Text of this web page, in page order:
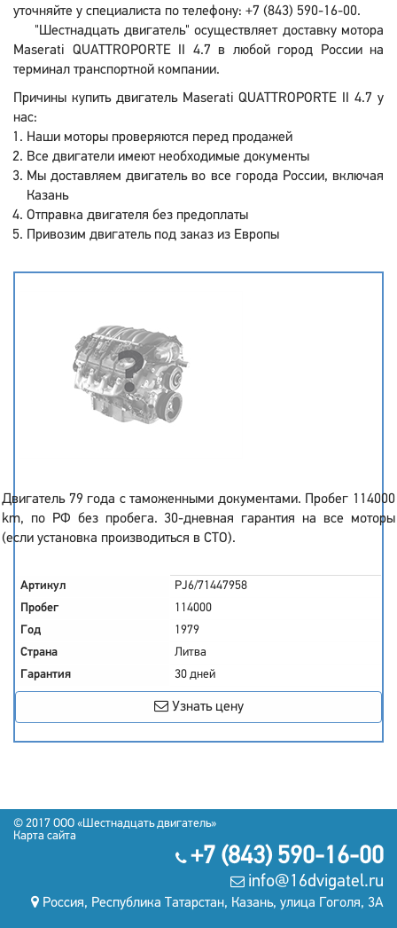
уточняйте у специалиста по телефону: +7 (843) 590-16-00.
"Шестнадцать двигатель" осуществляет доставку мотора
Maserati QUATTROPORTE II 4.7 в любой город России на
терминал транспортной компании.
Причины купить двигатель Maserati QUATTROPORTE II 4.7 у
нас:
Наши моторы проверяются перед продажей
Все двигатели имеют необходимые документы
Мы доставляем двигатель во все города России, включая
Казань
Отправка двигателя без предоплаты
Привозим двигатель под заказ из Европы
Двигатель 79 года с таможенными документами. Пробег 114000
km, по РФ без пробега. 30-дневная гарантия на все моторы
(если установка производиться в СТО).
Артикул
PJ6/71447958
Пробег
114000
Год
1979
Страна
Литва
Гарантия
30 дней
Узнать цену
© 2017 OOO «Шестнадцать двигатель»
Карта сайта
+7 (843) 590-16-00
info@16dvigatel.ru
Россия, Республика Татарстан, Казань, улица Гоголя, 3А